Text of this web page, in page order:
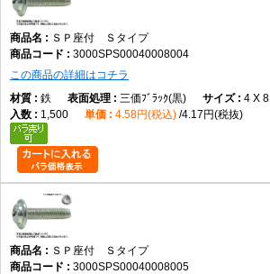
ＳＰ座付 Ｓタイプ
3000SPS00040008004
この商品の詳細はコチラ
鉄
三価ﾌﾞﾗｯｸ(黒) 4 X 8
1,500
4.58円(税込) 4.17円(税抜)
ＳＰ座付 Ｓタイプ
3000SPS00040008005